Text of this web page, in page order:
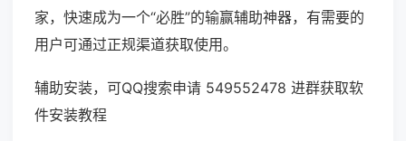
家，快速成为一个“必胜”的输赢辅助神器，有需要的
用户可通过正规渠道获取使用。
辅助安装，可QQ搜索申请 549552478 进群获取软
件安装教程